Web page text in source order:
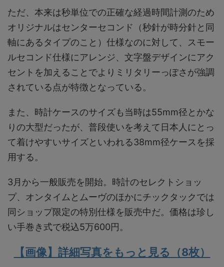
ただ、本来は秒単位での正確な経過時間計測のため
オリジナルはセンターセコンド（秒針が時分針と同
軸にあるタイプのこと）仕様なのに対して、スモー
ルセコンド仕様にアレンジ、文字盤デザインにアク
セントを加えることでよりミリタリーっぽさが強調
されている点が特徴となっている。
また、時計ケースのサイズも当時は55mm径とかな
りの大型だったが、普段使いを考えて日本人にとっ
て着けやすいサイズといわれる38mm径ケースを採
用する。
3月から一般販売を開始。時計のセレクトショッ
プ、オンタイムとムーヴのほかにチックタックでは
同ショップ限定の特別仕様を販売中だ。価格は珍し
い手巻き式で税込5万600円。
【画像】詳細写真をもっと見る（8枚）